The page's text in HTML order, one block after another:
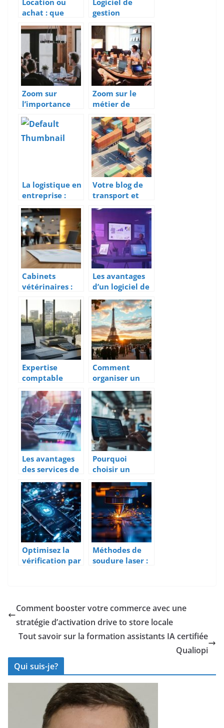
Location ou
achat : que
choisir pour sa
flotte de
vehicules ?
Logiciel de
gestion
d’interventions
: des avantages
considerables
Zoom sur
l’importance
du manager de
transition dans
une entreprise
Zoom sur le
métier de
manager
d’équipe
relation client
à distance
La logistique en
entreprise :
rôle,
importance et
gestion des
risques dans la
chaîne
d’approvisionn
ement
Votre blog de
transport et
logistique : 5
innovantes
pour optimiser
votre chaîne
logistique
Cabinets
vétérinaires :
les clés d’une
association
réussie entre
structures
Les avantages
d’un logiciel de
gestion
commerciale
gratuit pour les
petites
entreprises
Expertise
comptable
digitale a
Dieppe : le
comparatif des
meilleurs
cabinets
Comment
organiser un
anniversaire
d’entreprise
mémorable à
Paris
Les avantages
des services de
comptabilité
en ligne pour
les entreprises
Pourquoi
choisir un
développemen
t logiciel sur
mesure
Optimisez la
vérification par
économique
Méthodes de
soudure laser :
Comment booster votre commerce avec une
stratégie d’activation drive to store locale
Tout savoir sur la formation assistants IA certifiée
Qualiopi
Qui suis-je?